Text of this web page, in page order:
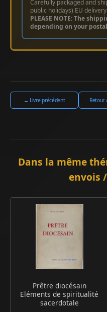
Carefully packaged and
public holidays) EU
PLEASE NOTE: The
depending on your postal
← Livre précédent Retour
Dans la même
envois
Prêtre diocésain
Eléments de spiritualité
sacerdotale